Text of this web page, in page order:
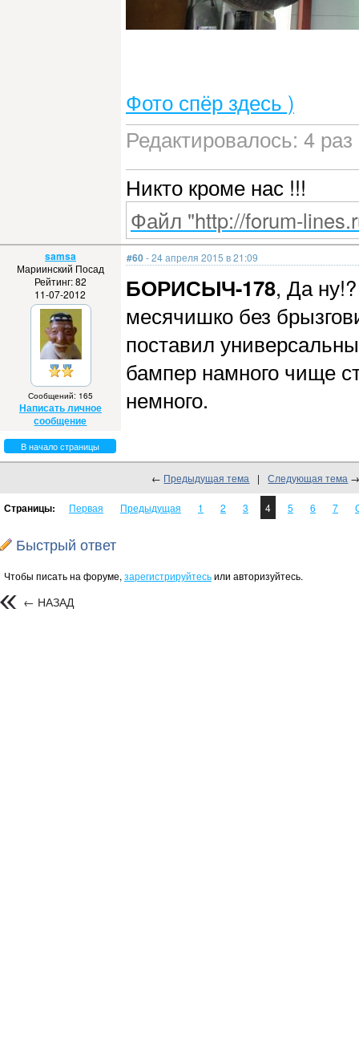
Фото спёр здесь )
Редактировалось: 4
Никто кроме нас !!!
Файл "http://forum-
samsa
Мариинский Посад
Рейтинг: 82
11-07-2012
Сообщений: 165
Написать личное
сообщение
#60- 24 апреля 2015 в 21:09
БОРИСЫЧ-178, Да
месячишко без
поставил
бампер намного чище
немного.
В начало страницы
← Предыдущая тема | Следующая тема
Страницы: Первая Предыдущая 1 2 3 4 5 6 7
Быстрый ответ
Чтобы писать на форуме, зарегистрируйтесьили авторизуйтесь.
← НАЗАД